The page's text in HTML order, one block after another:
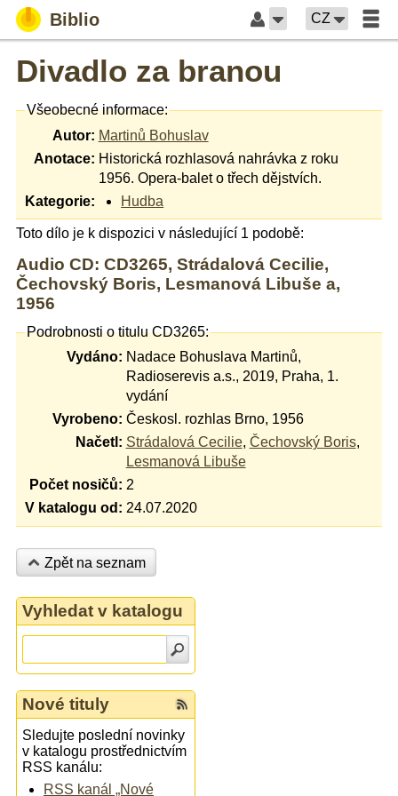
Biblio CZ
Divadlo za branou
Všeobecné informace:
Autor: Martinů Bohuslav
Anotace: Historická rozhlasová nahrávka z roku
1956. Opera-balet o třech dějstvích.
Kategorie:
Hudba
Toto dílo je k dispozici v následující 1 podobě:
Audio CD: CD3265, Strádalová Cecilie,
Čechovský Boris, Lesmanová Libuše a,
1956
Podrobnosti o titulu CD3265:
Vydáno: Nadace Bohuslava Martinů,
Radioserevis a.s., 2019, Praha, 1.
vydání
Vyrobeno: Českosl. rozhlas Brno, 1956
Načetl: Strádalová Cecilie, Čechovský Boris,
Lesmanová Libuše
Počet nosičů: 2
V katalogu od: 24.07.2020
Zpět na seznam
Vyhledat v katalogu
Nové tituly
Sledujte poslední novinky
v katalogu prostřednictvím
RSS kanálu:
RSS kanál „Nové